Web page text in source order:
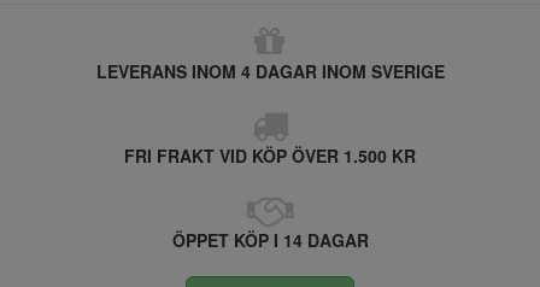
LEVERANS INOM 4 DAGAR INOM SVERIGE
FRI FRAKT VID KÖP ÖVER 1.500 KR
ÖPPET KÖP I 14 DAGAR